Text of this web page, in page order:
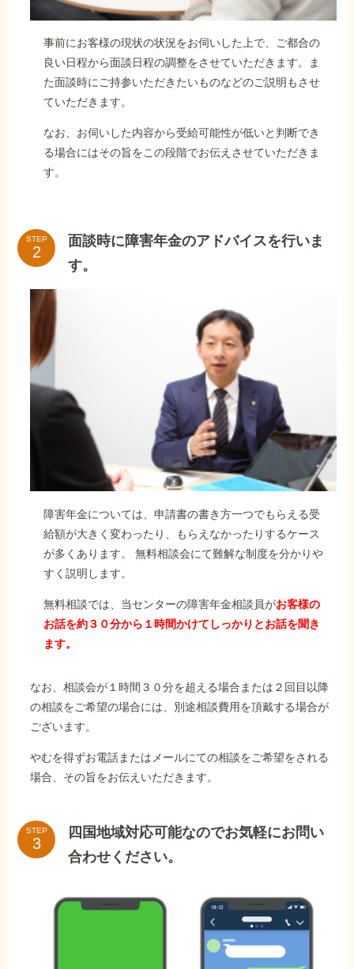
事前にお客様の現状の状況をお伺いした上で、ご都合の
良い日程から面談日程の調整をさせていただきます。ま
た面談時にご持参いただきたいものなどのご説明もさせ
ていただきます。
なお、お伺いした内容から受給可能性が低いと判断でき
る場合にはその旨をこの段階でお伝えさせていただきま
す。
STEP
面談時に障害年金のアドバイスを行いま
す。
障害年金については、申請書の書き方一つでもらえる受
給額が大きく変わったり、もらえなかったりするケース
が多くあります。 無料相談会にて難解な制度を分かりや
すく説明します。
無料相談では、当センターの障害年金相談員がお客様の
お話を約３０分から１時間かけてしっかりとお話を聞き
ます。
なお、相談会が１時間３０分を超える場合または２回目以降
の相談をご希望の場合には、別途相談費用を頂戴する場合が
ございます。
やむを得ずお電話またはメールにての相談をご希望をされる
場合、その旨をお伝えいただきます。
STEP
四国地域対応可能なのでお気軽にお問い
合わせください。